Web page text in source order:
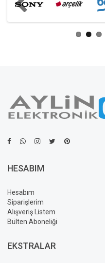
HESABIM
Hesabım
Siparişlerim
Alışveriş Listem
Bülten Aboneliği
EKSTRALAR